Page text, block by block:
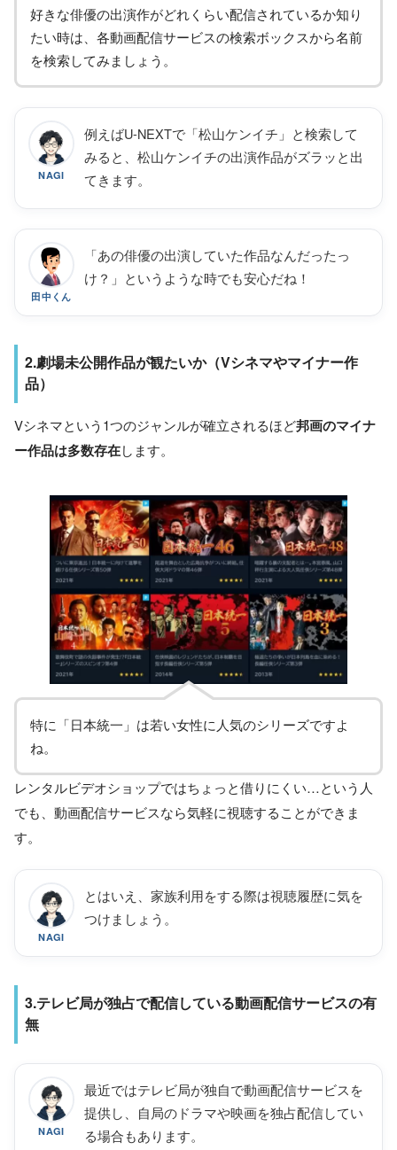
好きな俳優の出演作がどれくらい配信されているか知り
たい時は、各動画配信サービスの検索ボックスから名前
を検索してみましょう。
NAGI
例えばU-NEXTで「松山ケンイチ」と検索して
みると、松山ケンイチの出演作品がズラッと出
てきます。
田中くん
「あの俳優の出演していた作品なんだったっ
け？」というような時でも安心だね！
2.劇場未公開作品が観たいか（Vシネマやマイナー作
品）
Vシネマという1つのジャンルが確立されるほど邦画のマイナ
ー作品は多数存在します。
特に「日本統一」は若い女性に人気のシリーズですよ
ね。
レンタルビデオショップではちょっと借りにくい…という人
でも、動画配信サービスなら気軽に視聴することができま
す。
NAGI
とはいえ、家族利用をする際は視聴履歴に気を
つけましょう。
3.テレビ局が独占で配信している動画配信サービスの有
無
NAGI
最近ではテレビ局が独自で動画配信サービスを
提供し、自局のドラマや映画を独占配信してい
る場合もあります。